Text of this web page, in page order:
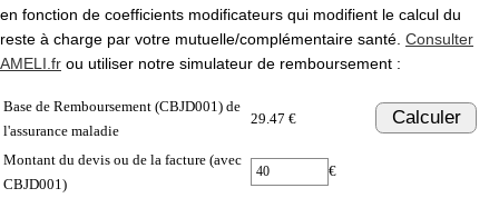
en fonction de coefficients modificateurs qui modifient le calcul du
reste à charge par votre mutuelle/complémentaire santé. Consulter
AMELI.fr ou utiliser notre simulateur de remboursement :
Base de Remboursement (CBJD001) de
l'assurance maladie
29.47 € Calculer
Montant du devis ou de la facture (avec
CBJD001)
€